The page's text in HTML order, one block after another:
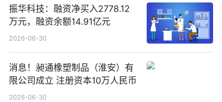
振华科技：融资净买入2778.12
万元，融资余额14.91亿元
2026-06-30
消息！昶通橡塑制品（淮安）有
限公司成立 注册资本10万人民币
2026-06-30